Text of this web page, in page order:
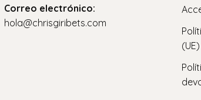
Correo electrónico:
hola@chrisgiribets.com
(UE)